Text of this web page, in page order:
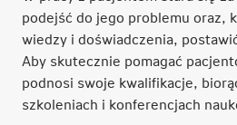
podejść do jego problemu oraz,
wiedzy i doświadczenia,
Aby skutecznie pomagać
podnosi swoje kwalifikacje,
szkoleniach i konferencjach